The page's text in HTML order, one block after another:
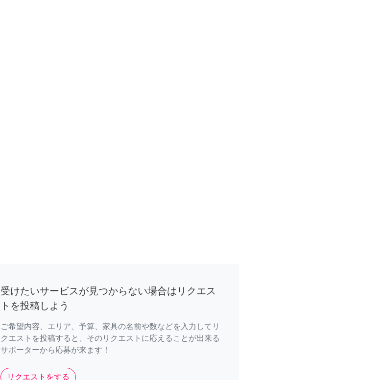
受けたいサービスが見つからない場合はリクエス
トを投稿しよう
ご希望内容、エリア、予算、家具の名前や数などを入力してリ
クエストを投稿すると、そのリクエストに応えることが出来る
サポーターから応募が来ます！
リクエストをする